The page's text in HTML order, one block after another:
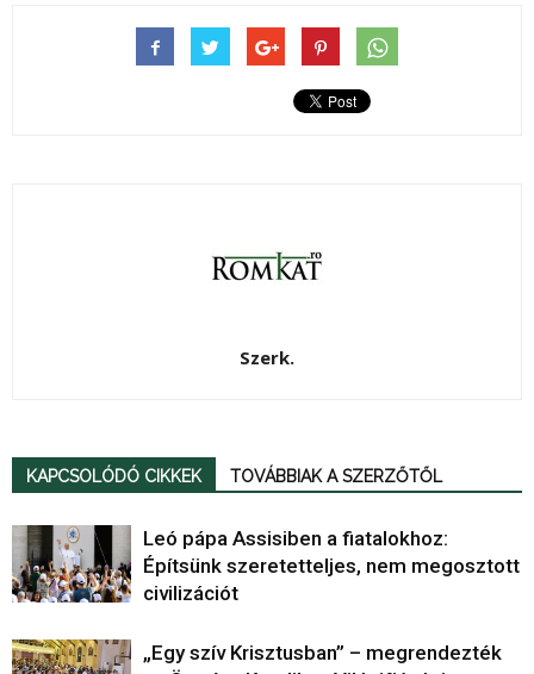
Szerk.
KAPCSOLÓDÓ CIKKEK TOVÁBBIAK A SZERZŐTŐL
Leó pápa Assisiben a fiatalokhoz:
Építsünk szeretetteljes, nem megosztott
civilizációt
„Egy szív Krisztusban” – megrendezték